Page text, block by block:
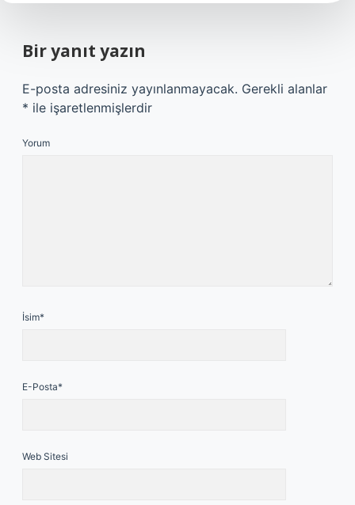
Bir yanıt yazın
E-posta adresiniz yayınlanmayacak. Gerekli alanlar
* ile işaretlenmişlerdir
Yorum
İsim*
E-Posta*
Web Sitesi